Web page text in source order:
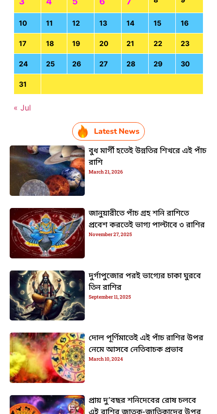
10 11 12 13 14 15 16
17 18 19 20 21 22 23
24 25 26 27 28 29 30
31
« Jul
Latest News
বুধ মার্গী হতেই উন্নতির শিখরে এই পাঁচ
রাশি
March 21, 2026
জানুয়ারীতে পাঁচ গ্রহ শনি রাশিতে
প্রবেশ করতেই ভাগ্য পাল্টাবে ৩ রাশির
November 27, 2025
দুর্গাপুজোর পরই ভাগ্যের চাকা ঘুরবে
তিন রাশির
September 11, 2025
দোল পূর্ণিমাতেই এই পাঁচ রাশির উপর
নেমে আসবে নেতিবাচক প্রভাব
March 10, 2024
প্রায় দু’বছর শনিদেবের রোষ চলবে